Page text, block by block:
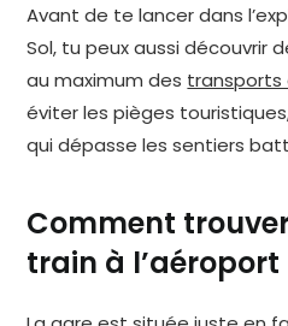
Avant de te lancer dans
Sol, tu peux aussi découvrir
au maximum des transports
éviter les pièges
qui dépasse les sentiers
Comment
train à